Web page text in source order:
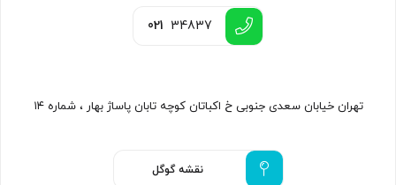
021 34837
تهران خیابان سعدی جنوبی خ اکباتان کوچه تابان پاساژ بهار ، شماره ۱۴
نقشه گوگل